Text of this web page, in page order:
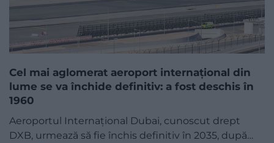
Cel mai aglomerat aeroport internațional din
lume se va închide definitiv: a fost deschis în
1960
Aeroportul Internațional Dubai, cunoscut drept
DXB, urmează să fie închis definitiv în 2035, după…